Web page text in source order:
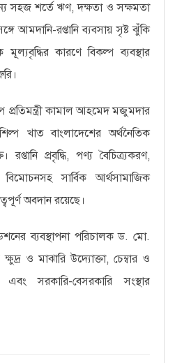
সহজ শর্তে ঋণ, দক্ষতা ও সক্ষমতা
আমদানি-রপ্তানি ব্যবসায় সৃষ্ট ঝুঁকি
মূল্যবৃদ্ধির কারণে বিকল্প ব্যবস্থার
প্রতিমন্ত্রী কামাল আহমেদ মজুমদার
খাত বাংলাদেশের অর্থনৈতিক
রপ্তানি প্রবৃদ্ধি, পণ্য বৈচিত্র্যকরণ,
বিমোচনসহ সার্বিক আর্থসামাজিক
অবদান রয়েছে।
ব্যবস্থাপনা পরিচালক ড. মো.
ও মাঝারি উদ্যোক্তা, চেম্বার ও
এবং সরকারি-বেসরকারি সংস্থার